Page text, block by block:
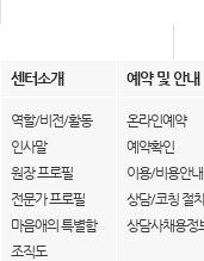
센터소개 예약 및 안내
역할/비전/활동
인사말
원장 프로필
전문가 프로필
마음애의 특별함
조직도
온라인예약
예약확인
이용/비용안내
상담/코칭 절차
상담사채용정